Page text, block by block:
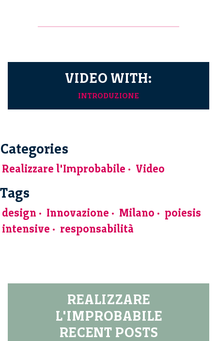
VIDEO WITH:
INTRODUZIONE
Categories
Realizzare l'Improbabile Video
Tags
design Innovazione Milano
poiesis
intensive
responsabilità
REALIZZARE
L'IMPROBABILE
RECENT POSTS